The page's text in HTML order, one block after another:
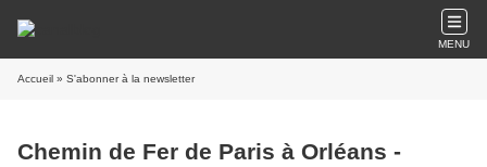
MENU
Accueil » S'abonner à la newsletter
Chemin de Fer de Paris à Orléans -